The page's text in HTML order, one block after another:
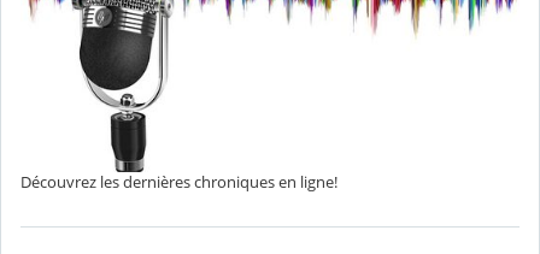
Découvrez les dernières chroniques en ligne!